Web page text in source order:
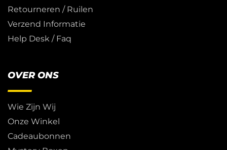
Retourneren / Ruilen
Verzend Informatie
Help Desk / Faq
OVER ONS
Wie Zijn Wij
Onze Winkel
Cadeaubonnen